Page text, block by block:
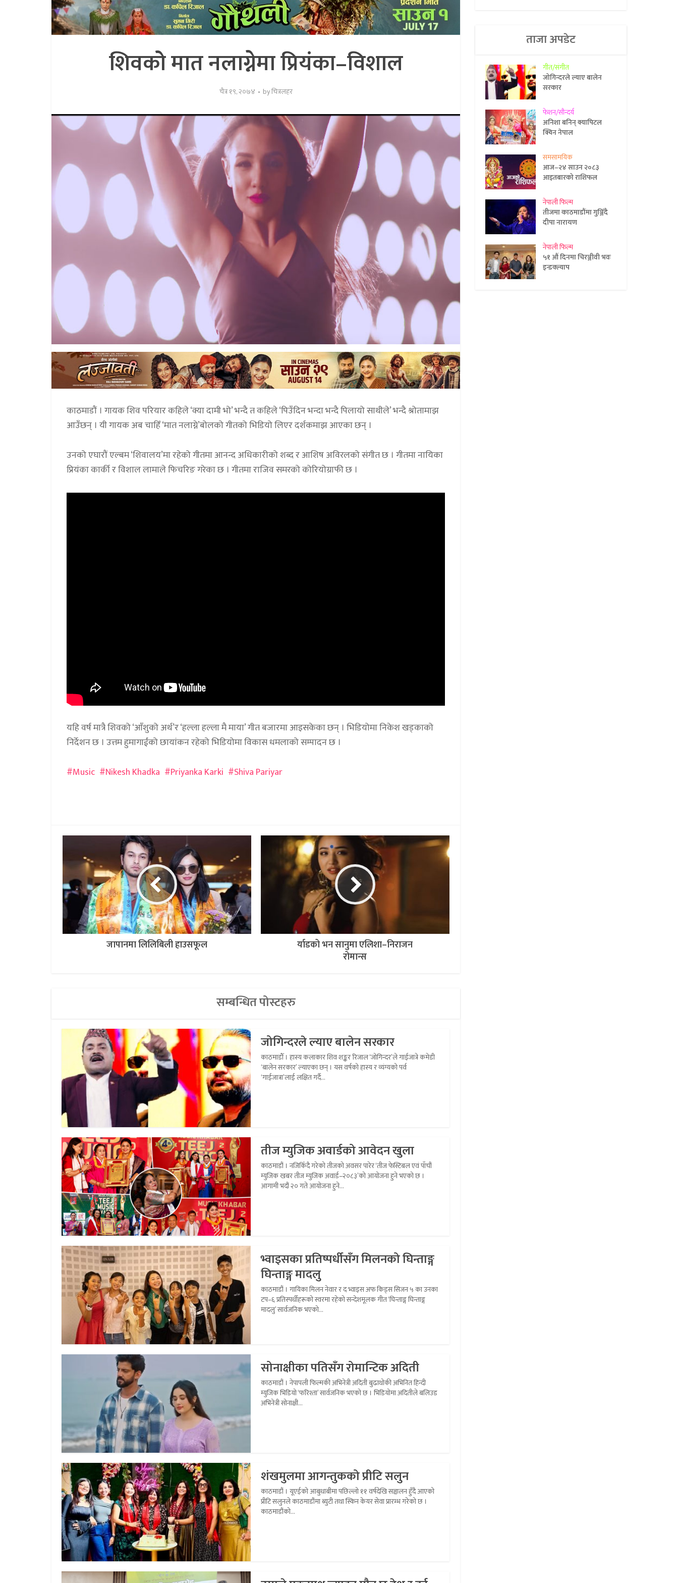
शिवको मात नलाग्नेमा प्रियंका–विशाल
चैत्र १९, २०७४ byचित्रलहर
काठमाडौं । गायक शिव परियार कहिले ‘क्या दामी भो’ भन्दै त कहिले ‘पिउँदिन भन्दा भन्दै पिलायो साथीले’ भन्दै श्रोतामाझ
आउँछन् । यी गायक अब चाहिँ ‘मात नलाग्ने’बोलको गीतको भिडियो लिएर दर्शकमाझ आएका छन् ।
उनको एघारौं एल्बम ‘शिवालय’मा रहेको गीतमा आनन्द अधिकारीको शब्द र आशिष अविरलको संगीत छ । गीतमा नायिका
प्रियंका कार्की र विशाल लामाले फिचरिङ गरेका छ । गीतमा राजिव समरको कोरियोग्राफी छ ।
यहि वर्ष मात्रै शिवको ‘आँशुको अर्थ’र ‘हल्ला हल्ला मै माया’ गीत बजारमा आइसकेका छन् । भिडियोमा निकेश खड्काको
निर्देशन छ । उत्तम हुमागाईंको छायांकन रहेको भिडियोमा विकास धमलाको सम्पादन छ ।
Music
Nikesh Khadka Priyanka Karki Shiva Pariyar
जापानमा लिलिबिली हाउसफूल
र्याडको भन सानुमा एलिशा–निराजन
रोमान्स
सम्बन्धित पोस्टहरु
जोगिन्दरले ल्याए बालेन सरकार
काठमाडौँ । हास्य कलाकार शिव शङ्कर रिजाल ‘जोगिन्दर’ले गाईजात्रे कमेडी
‘बालेन सरकार’ ल्याएका छन् । यस वर्षको हास्य र व्यंग्यको पर्व
‘गाईजात्रा’लाई लक्षित गर्दै...
तीज म्युजिक अवार्डको आवेदन खुला
काठमाडौं । नजिकिँदै गरेको तीजको अवसर पारेर ‘तीज फेस्टिबल एवं पाँचौं
म्युजिक खबर तीज म्युजिक अवार्ड–२०८३’को आयोजना हुने भएको छ ।
आगामी भदौं २० गते आयोजना हुने...
भ्वाइसका प्रतिष्पर्धीसँग मिलनको घिन्ताङ्ग
घिन्ताङ्ग मादलु
काठमाडौं । गायिका मिलन नेवार र द भ्वाइस अफ किड्स सिजन ५ का उनका
टप–६ प्रतिस्पर्धीहरूको स्वरमा रहेको सन्देशमूलक गीत ‘घिन्ताङ्ग घिन्ताङ्ग
मादलु’ सार्वजनिक भएको...
सोनाक्षीका पतिसँग रोमान्टिक अदिती
काठमाडौं । नेपापली फिल्मकी अभिनेत्री अदिती बुढाथोकी अभिनित हिन्दी
म्युजिक भिडियो ‘फरिश्ता’ सार्वजनिक भएको छ । भिडियोमा अदितीले बलिउड
अभिनेत्री सोनाक्षी...
शंखमुलमा आगन्तुकको प्रीटि सलुन
काठमाडौं । यूएईको आबुधाबीमा पछिल्लो ११ वर्षदेखि सञ्चालन हुँदै आएको
प्रीटि सलुनले काठमाडौंमा ब्युटी तथा स्किन केयर सेवा प्रारम्भ गरेको छ ।
काठमाडौंको...
ताजा अपडेट
गीत/संगीत
जोगिन्दरले ल्याए बालेन
सरकार
फेशन/सौन्दर्य
अनिशा बनिन् क्यापिटल
क्विन नेपाल
समसामयिक
आज–२४ साउन २०८३
आइतबारको राशिफल
नेपाली फिल्म
तीजमा काठमाडौंमा गुञ्जिँदै
दीपा नारायण
नेपाली फिल्म
५१ औं दिनमा चिरञ्जीवी भवः
इन्डक्ल्याप